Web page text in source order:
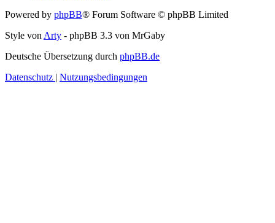
Powered by phpBB® Forum Software © phpBB Limited
Style von Arty - phpBB 3.3 von MrGaby
Deutsche Übersetzung durch phpBB.de
Datenschutz | Nutzungsbedingungen